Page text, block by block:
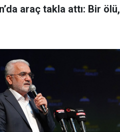
araç takla attı: Bir ölü,